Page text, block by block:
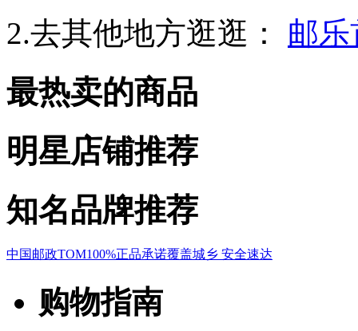
2.去其他地方逛逛：
邮
最热卖的商品
明星店铺推荐
知名品牌推荐
中国邮政TOM100%正品承诺覆盖城乡 安全速达
购物指南